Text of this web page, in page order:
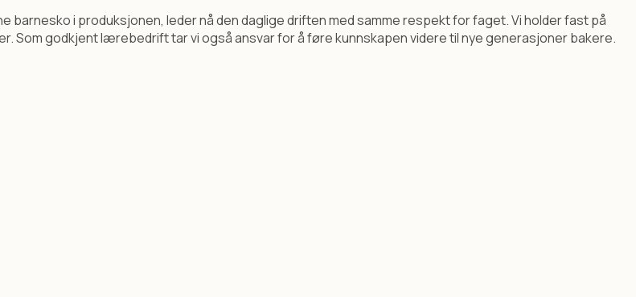
barnesko i produksjonen, leder nå den daglige driften med samme respekt for faget. Vi holder fast på
Som godkjent lærebedrift tar vi også ansvar for å føre kunnskapen videre til nye generasjoner bakere.